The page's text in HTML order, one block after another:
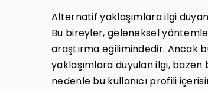
Alternatif yaklaşımlara ilgi
Bu bireyler, geleneksel
araştırma eğilimindedir. Ancak
yaklaşımlara duyulan ilgi,
nedenle bu kullanıcı profili